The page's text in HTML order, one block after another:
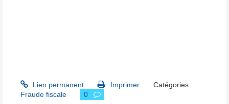
Lien permanent Imprimer
Catégories :
Fraude fiscale
0